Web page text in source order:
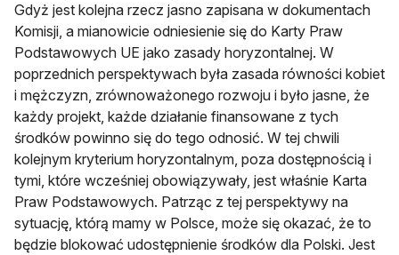
Gdyż jest kolejna rzecz jasno zapisana w dokumentach
Komisji, a mianowicie odniesienie się do Karty Praw
Podstawowych UE jako zasady horyzontalnej. W
poprzednich perspektywach była zasada równości kobiet
i mężczyzn, zrównoważonego rozwoju i było jasne, że
każdy projekt, każde działanie finansowane z tych
środków powinno się do tego odnosić. W tej chwili
kolejnym kryterium horyzontalnym, poza dostępnością i
tymi, które wcześniej obowiązywały, jest właśnie Karta
Praw Podstawowych. Patrząc z tej perspektywy na
sytuację, którą mamy w Polsce, może się okazać, że to
będzie blokować udostępnienie środków dla Polski. Jest